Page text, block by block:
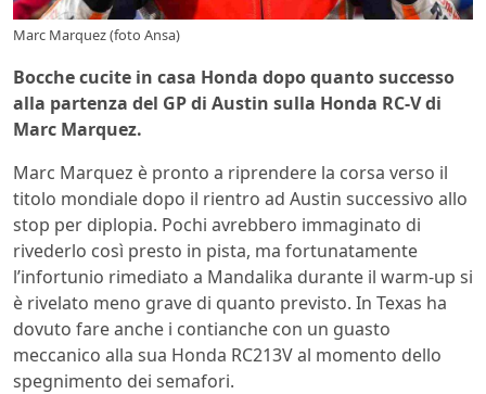
Marc Marquez (foto Ansa)
Bocche cucite in casa Honda dopo quanto successo
alla partenza del GP di Austin sulla Honda RC-V di
Marc Marquez.
Marc Marquez è pronto a riprendere la corsa verso il
titolo mondiale dopo il rientro ad Austin successivo allo
stop per diplopia. Pochi avrebbero immaginato di
rivederlo così presto in pista, ma fortunatamente
l’infortunio rimediato a Mandalika durante il warm-up si
è rivelato meno grave di quanto previsto. In Texas ha
dovuto fare anche i contianche con un guasto
meccanico alla sua Honda RC213V al momento dello
spegnimento dei semafori.